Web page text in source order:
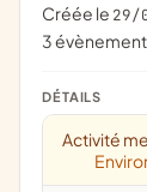
Créée le 29/
3
DÉTAILS
Activité